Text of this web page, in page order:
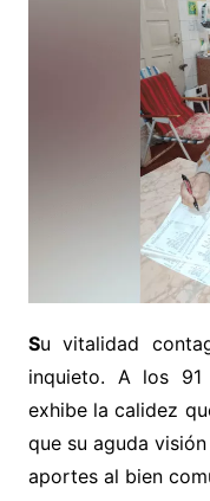
Su vitalidad
inquieto. A los 91
exhibe la calidez
que su aguda
aportes al bien